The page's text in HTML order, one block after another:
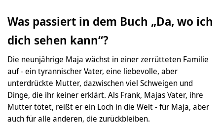
Was passiert in dem Buch „Da, wo ich
dich sehen kann“?
Die neunjährige Maja wächst in einer zerrütteten Familie
auf - ein tyrannischer Vater, eine liebevolle, aber
unterdrückte Mutter, dazwischen viel Schweigen und
Dinge, die ihr keiner erklärt. Als Frank, Majas Vater, ihre
Mutter tötet, reißt er ein Loch in die Welt - für Maja, aber
auch für alle anderen, die zurückbleiben.